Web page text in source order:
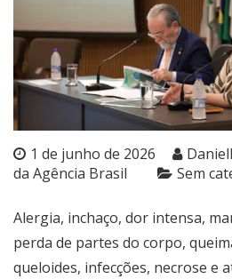
1 de junho de 2026
da Agência Brasil
Sem
Alergia, inchaço, dor intensa,
perda de partes do corpo,
queloides, infecções, necrose e